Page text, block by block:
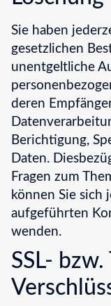
Sie haben
gesetzlichen
unentgeltliche
deren
Berichtigung,
Daten.
Fragen zum
können Sie sich
aufgeführten
wenden.
SSL- bzw.